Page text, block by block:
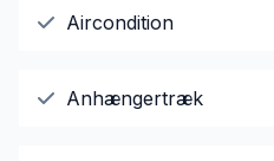
Aircondition
Anhængertræk